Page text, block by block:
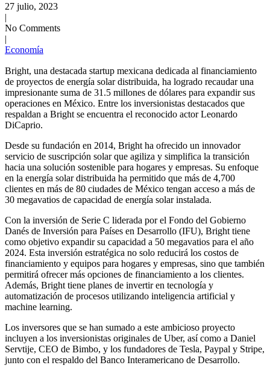
27 julio, 2023
|
No Comments
|
Economía
Bright, una destacada startup mexicana dedicada al financiamiento
de proyectos de energía solar distribuida, ha logrado recaudar una
impresionante suma de 31.5 millones de dólares para expandir sus
operaciones en México. Entre los inversionistas destacados que
respaldan a Bright se encuentra el reconocido actor Leonardo
DiCaprio.
Desde su fundación en 2014, Bright ha ofrecido un innovador
servicio de suscripción solar que agiliza y simplifica la transición
hacia una solución sostenible para hogares y empresas. Su enfoque
en la energía solar distribuida ha permitido que más de 4,700
clientes en más de 80 ciudades de México tengan acceso a más de
30 megavatios de capacidad de energía solar instalada.
Con la inversión de Serie C liderada por el Fondo del Gobierno
Danés de Inversión para Países en Desarrollo (IFU), Bright tiene
como objetivo expandir su capacidad a 50 megavatios para el año
2024. Esta inversión estratégica no solo reducirá los costos de
financiamiento y equipos para hogares y empresas, sino que también
permitirá ofrecer más opciones de financiamiento a los clientes.
Además, Bright tiene planes de invertir en tecnología y
automatización de procesos utilizando inteligencia artificial y
machine learning.
Los inversores que se han sumado a este ambicioso proyecto
incluyen a los inversionistas originales de Uber, así como a Daniel
Servtije, CEO de Bimbo, y los fundadores de Tesla, Paypal y Stripe,
junto con el respaldo del Banco Interamericano de Desarrollo.